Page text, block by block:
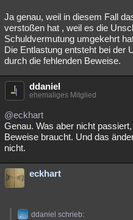
Ja genau, weil in diesem Fall
verstoßen hat , weil es die
Schuldvermutung umgekehrt
Die Entlastung entsteht bei der
durch die fehlenden Beweise.
ddaniel
ehemaliges Mitglied
@eckhart
Genau. Was aber nicht
Beweise braucht. Und das
nicht.
eckhart
ddaniel schrieb: